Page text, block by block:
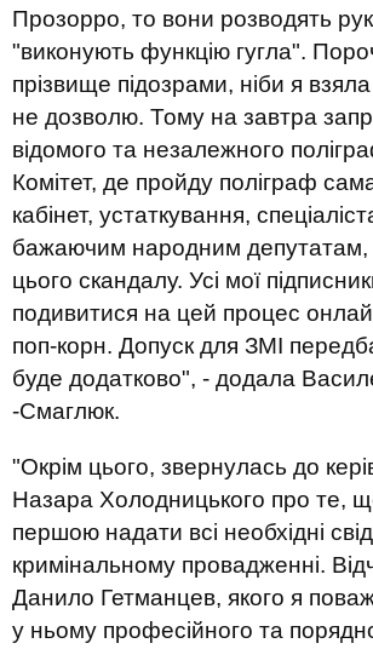
Прозорро, то вони розводять
"виконують функцію гугла".
прізвище підозрами, ніби я
не дозволю. Тому на завтра
відомого та незалежного
Комітет, де пройду поліграф
кабінет, устаткування,
бажаючим народним депутатам,
цього скандалу. Усі мої
подивитися на цей процес
поп-корн. Допуск для ЗМІ
буде додатково", - додала
-Смаглюк.
"Окрім цього, звернулась до
Назара Холодницького про те,
першою надати всі необхідні
кримінальному провадженні.
Данило Гетманцев, якого я
у ньому професійного та